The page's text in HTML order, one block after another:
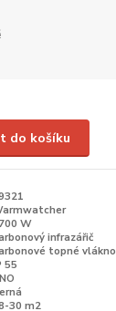
do košíku
W
infrazářič
topné vlákno
55
30 m2